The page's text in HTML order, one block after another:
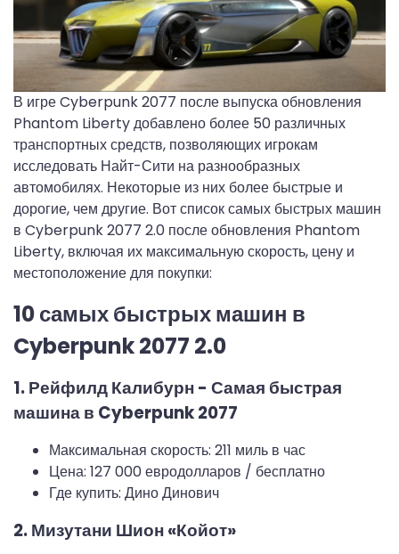
В игре Cyberpunk 2077 после выпуска обновления
Phantom Liberty добавлено более 50 различных
транспортных средств, позволяющих игрокам
исследовать Найт-Сити на разнообразных
автомобилях. Некоторые из них более быстрые и
дорогие, чем другие. Вот список самых быстрых машин
в Cyberpunk 2077 2.0 после обновления Phantom
Liberty, включая их максимальную скорость, цену и
местоположение для покупки:
10 самых быстрых машин в
Cyberpunk 2077 2.0
1. Рейфилд Калибурн - Самая быстрая
машина в Cyberpunk 2077
Максимальная скорость: 211 миль в час
Цена: 127 000 евродолларов / бесплатно
Где купить: Дино Динович
2. Мизутани Шион «Койот»